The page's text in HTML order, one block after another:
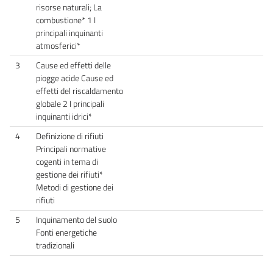
risorse naturali; La
combustione* 1 I
principali inquinanti
atmosferici*
3
Cause ed effetti delle
piogge acide Cause ed
effetti del riscaldamento
globale 2 I principali
inquinanti idrici*
4
Definizione di rifiuti
Principali normative
cogenti in tema di
gestione dei rifiuti*
Metodi di gestione dei
rifiuti
5
Inquinamento del suolo
Fonti energetiche
tradizionali